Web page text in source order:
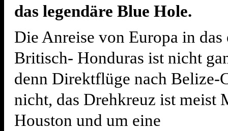
das legendäre Blue Hole.
Die Anreise von Europa in das
Britisch- Honduras ist nicht
denn Direktflüge nach Belize-
nicht, das Drehkreuz ist meist
Houston und um eine